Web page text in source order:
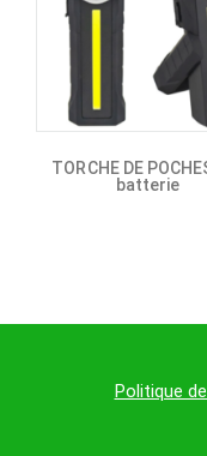
TORCHE DE
batterie
Politique